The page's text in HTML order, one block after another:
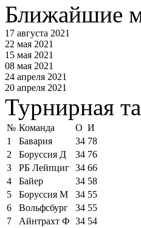
Ближайшие
17 августа 2021
22 мая 2021
15 мая 2021
08 мая 2021
24 апреля 2021
20 апреля 2021
Турнирная
№ Команда О И
1
Бавария 34 78
2
Боруссия Д 34 76
3
РБ Лейпциг 34 66
4
Байер 34 58
5
Боруссия М 34 55
6
Вольфсбург 34 55
7
Айнтрахт Ф 34 54